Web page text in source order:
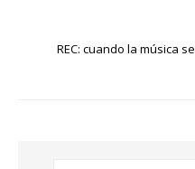
REC: cuando la música